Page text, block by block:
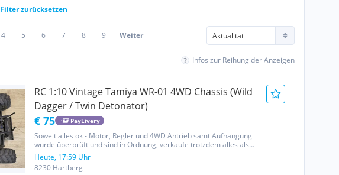
Filter zurücksetzen
4 5 6 7 8 9 Weiter
Infos zur Reihung der Anzeigen
RC 1:10 Vintage Tamiya WR-01 4WD Chassis (Wild
Dagger / Twin Detonator)
€ 75 PayLivery
Soweit alles ok - Motor, Regler und 4WD Antrieb samt Aufhängung
wurde überprüft und sind in Ordnung, verkaufe trotzdem alles als
defekt für Bastler bzw. Ersatzteilspender aufgrund des Alters, keine
Karo vorhanden, Bilder sind Teil der Beschreibung!...
Heute, 17:59 Uhr
8230 Hartberg